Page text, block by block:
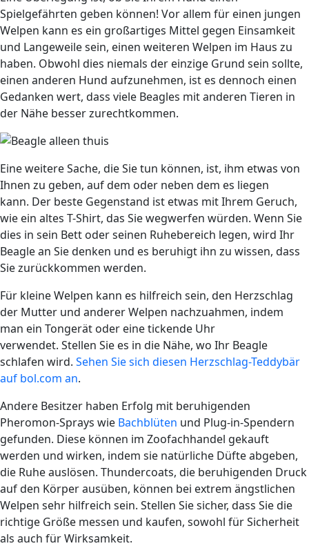
Spielgefährten geben können! Vor allem für einen jungen
Welpen kann es ein großartiges Mittel gegen Einsamkeit
und Langeweile sein, einen weiteren Welpen im Haus zu
haben. Obwohl dies niemals der einzige Grund sein sollte,
einen anderen Hund aufzunehmen, ist es dennoch einen
Gedanken wert, dass viele Beagles mit anderen Tieren in
der Nähe besser zurechtkommen.
Eine weitere Sache, die Sie tun können, ist, ihm etwas von
Ihnen zu geben, auf dem oder neben dem es liegen
kann. Der beste Gegenstand ist etwas mit Ihrem Geruch,
wie ein altes T-Shirt, das Sie wegwerfen würden. Wenn Sie
dies in sein Bett oder seinen Ruhebereich legen, wird Ihr
Beagle an Sie denken und es beruhigt ihn zu wissen, dass
Sie zurückkommen werden.
Für kleine Welpen kann es hilfreich sein, den Herzschlag
der Mutter und anderer Welpen nachzuahmen, indem
man ein Tongerät oder eine tickende Uhr
verwendet. Stellen Sie es in die Nähe, wo Ihr Beagle
schlafen wird. Sehen Sie sich diesen Herzschlag-Teddybär
auf bol.com an.
Andere Besitzer haben Erfolg mit beruhigenden
Pheromon-Sprays wie Bachblüten und Plug-in-Spendern
gefunden. Diese können im Zoofachhandel gekauft
werden und wirken, indem sie natürliche Düfte ab​​geben,
die Ruhe auslösen. Thundercoats, die beruhigenden Druck
auf den Körper ausüben, können bei extrem ängstlichen
Welpen sehr hilfreich sein. Stellen Sie sicher, dass Sie die
richtige Größe messen und kaufen, sowohl für Sicherheit
als auch für Wirksamkeit.